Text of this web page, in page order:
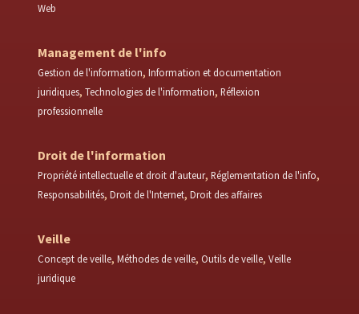
Web
Management de l'info
Gestion de l'information Information et documentation
juridiques Technologies de l'information Réflexion
professionnelle
Droit de l'information
Propriété intellectuelle et droit d'auteur Réglementation de l'info
Responsabilités Droit de l'Internet Droit des affaires
Veille
Concept de veille Méthodes de veille Outils de veille Veille
juridique